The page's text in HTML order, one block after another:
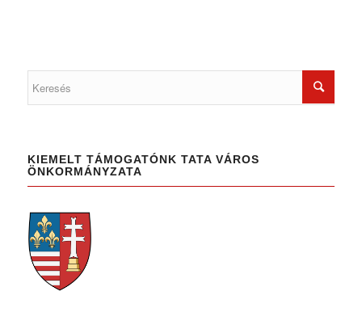
KIEMELT TÁMOGATÓNK TATA VÁROS
ÖNKORMÁNYZATA